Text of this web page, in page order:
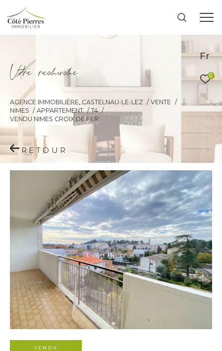
Fr
0
Vore recece
AGENCE IMMOBILIÈRE, CASTELNAU-LE-LEZ
VENTE
NIMES
APPARTEMENT
T4
VENDU NIMES CROIX DE FER
RETOUR
VENDU